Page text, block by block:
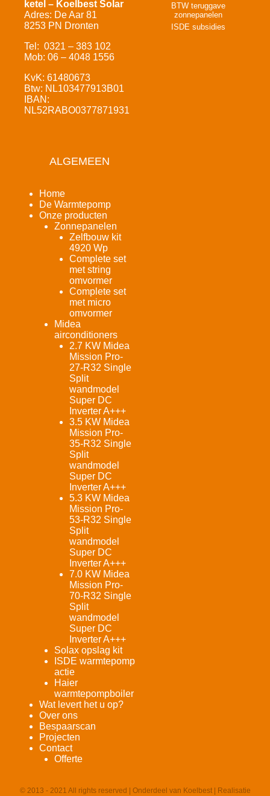
ketel – Koelbest Solar
Adres: De Aar 81
8253 PN Dronten
Tel: 0321 – 383 102
Mob: 06 – 4048 1556
KvK: 61480673
Btw: NL103477913B01
IBAN:
NL52RABO0377871931
BTW teruggave
zonnepanelen
ISDE subsidies
ALGEMEEN
Home
De Warmtepomp
Onze producten
Zonnepanelen
Zelfbouw kit
4920 Wp
Complete set
met string
omvormer
Complete set
met micro
omvormer
Midea
airconditioners
2.7 KW Midea
Mission Pro-
27-R32 Single
Split
wandmodel
Super DC
Inverter A+++
3.5 KW Midea
Mission Pro-
35-R32 Single
Split
wandmodel
Super DC
Inverter A+++
5.3 KW Midea
Mission Pro-
53-R32 Single
Split
wandmodel
Super DC
Inverter A+++
7.0 KW Midea
Mission Pro-
70-R32 Single
Split
wandmodel
Super DC
Inverter A+++
Solax opslag kit
ISDE warmtepomp
actie
Haier
warmtepompboiler
Wat levert het u op?
Over ons
Bespaarscan
Projecten
Contact
Offerte
© 2013 - 2021 All rights reserved | Onderdeel van Koelbest | Realisatie